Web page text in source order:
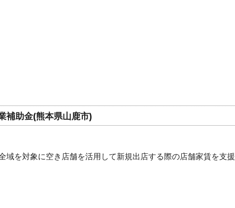
補助金(熊本県山鹿市)
域を対象に空き店舗を活用して新規出店する際の店舗家賃を支援